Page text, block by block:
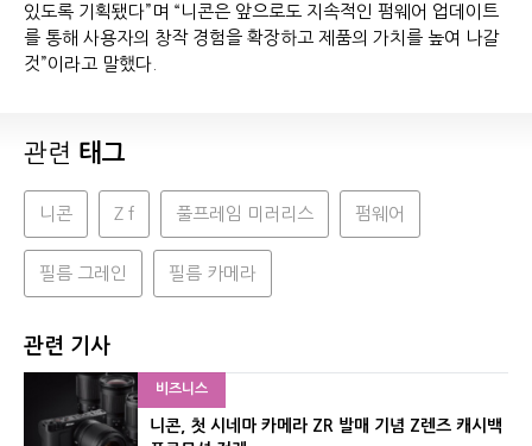
있도록 기획됐다”며 “니콘은 앞으로도 지속적인 펌웨어 업데이트
를 통해 사용자의 창작 경험을 확장하고 제품의 가치를 높여 나갈
것”이라고 말했다.
관련 태그
니콘 Z f 풀프레임 미러리스 펌웨어
필름 그레인 필름 카메라
관련 기사
비즈니스
니콘, 첫 시네마 카메라 ZR 발매 기념 Z렌즈 캐시백